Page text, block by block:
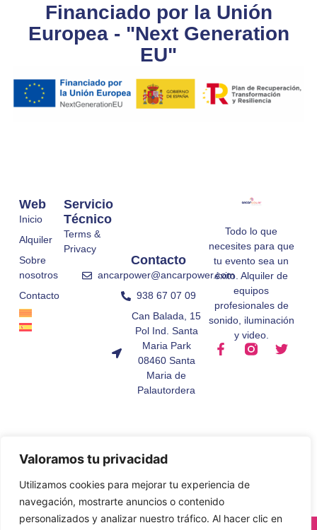
Valoramos tu privacidad
Utilizamos cookies para mejorar tu experiencia de
navegación, mostrarte anuncios o contenido
personalizados y analizar nuestro tráfico. Al hacer clic en
Financiado por la Unión
Europea - "Next Generation
EU"
Todo lo que
necesites para que
tu evento sea un
éxito. Alquiler de
equipos
profesionales de
sonido, iluminación
y video.
Servicio
Técnico
Terms &
Privacy
Web
Inicio
Alquiler
Sobre
nosotros
Contacto
Contacto
ancarpower@ancarpower.com
938 67 07 09
Can Balada, 15
Pol Ind. Santa
Maria Park
08460 Santa
Maria de
Palautordera